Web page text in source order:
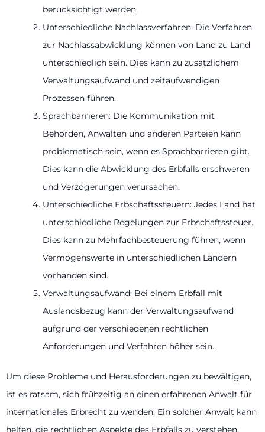
berücksichtigt werden.
Unterschiedliche Nachlassverfahren: Die Verfahren
zur Nachlassabwicklung können von Land zu Land
unterschiedlich sein. Dies kann zu zusätzlichem
Verwaltungsaufwand und zeitaufwendigen
Prozessen führen.
Sprachbarrieren: Die Kommunikation mit
Behörden, Anwälten und anderen Parteien kann
problematisch sein, wenn es Sprachbarrieren gibt.
Dies kann die Abwicklung des Erbfalls erschweren
und Verzögerungen verursachen.
Unterschiedliche Erbschaftssteuern: Jedes Land hat
unterschiedliche Regelungen zur Erbschaftssteuer.
Dies kann zu Mehrfachbesteuerung führen, wenn
Vermögenswerte in unterschiedlichen Ländern
vorhanden sind.
Verwaltungsaufwand: Bei einem Erbfall mit
Auslandsbezug kann der Verwaltungsaufwand
aufgrund der verschiedenen rechtlichen
Anforderungen und Verfahren höher sein.
Um diese Probleme und Herausforderungen zu bewältigen,
ist es ratsam, sich frühzeitig an einen erfahrenen Anwalt für
internationales Erbrecht zu wenden. Ein solcher Anwalt kann
helfen, die rechtlichen Aspekte des Erbfalls zu verstehen,